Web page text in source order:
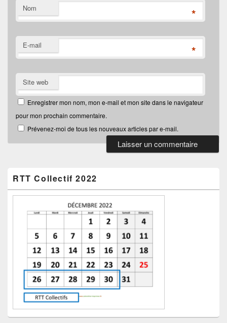
Nom *
E-mail *
Site web
Enregistrer mon nom, mon e-mail et mon site dans le navigateur
pour mon prochain commentaire.
Prévenez-moi de tous les nouveaux articles par e-mail.
widget
pour
RTT Collectif 2022